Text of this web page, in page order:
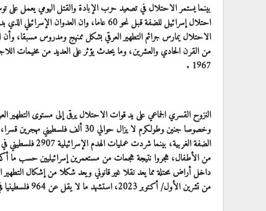
بينما يستمر الاحتلال في تصعيد حرب الإبادة والقتل اليومي يعمل على
احتلال إسرائيل للضفة قبل نحو 60 عاما، وان
الاحتلال يمارس جرائم التطهير العرقي بشكل ممنهج ومدروس مسبقا، وأن
من القرن الحادي والعشرين، وما يحدث يؤثر على العديد من مخيمات
1967 .
النزوح القسري الجماعي على يد قوات الاحتلال يرقى إلى مستوى التطهير
من الأطفال، هجروا نتيجة هجمات من مستعمرين إسرائيليين حسب ما
داخل أراض محتلة مما يعد نقلا غير قانوني ويعد شكلا من إشكال التطهير
من تشرين الأول/ أكتوبر 2023، استشهد ما لا يقل عن 964 فلسطينيا في الضفة الغربية المحتلة، بما فيها القدس الشرقية؛ وفقا لبيانات الأمم المتحدة